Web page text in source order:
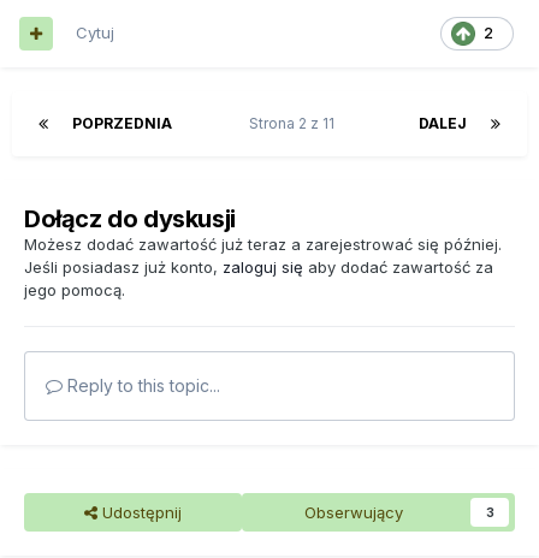
2
Cytuj
POPRZEDNIA DALEJ
Strona 2 z 11
Dołącz do dyskusji
Możesz dodać zawartość już teraz a zarejestrować się później.
Jeśli posiadasz już konto, zaloguj się aby dodać zawartość za
jego pomocą.
Reply to this topic...
Udostępnij Obserwujący 3